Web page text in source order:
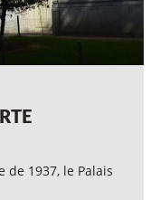
de 1937, le Palais